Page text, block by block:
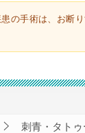
の手術は、お断
刺青・タト